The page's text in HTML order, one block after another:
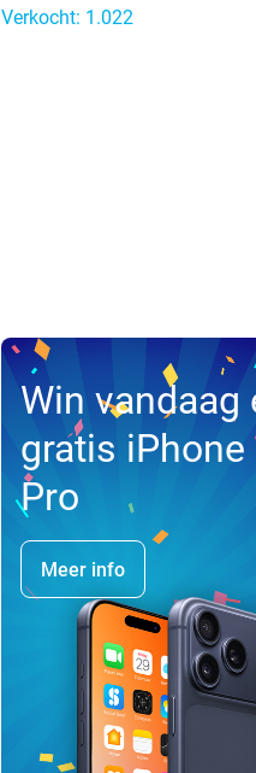
Verkocht: 1.022
Win vandaag
gratis iPhone
Pro
Meer info